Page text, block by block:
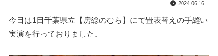
2024.06.16
今日は1日千葉県立【房総のむら】にて畳表替えの手縫い
実演を行っておりました。